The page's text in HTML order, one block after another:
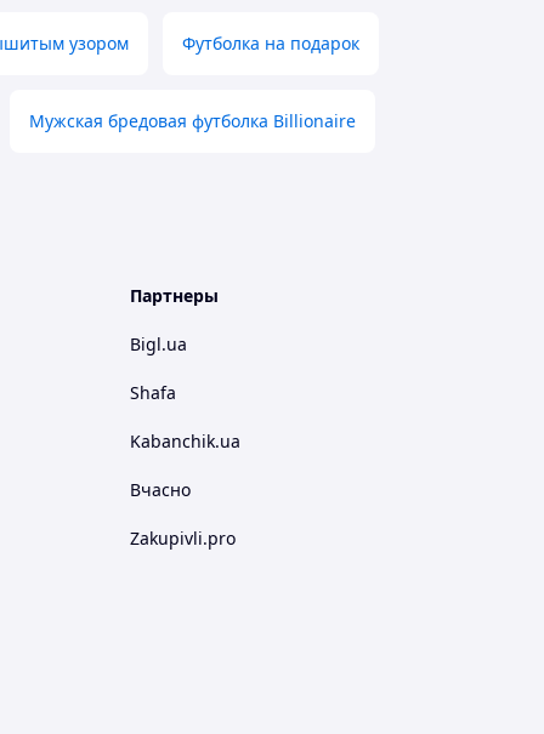
узором Футболка на подарок
Мужская бредовая футболка Billionaire
Партнеры
Bigl.ua
Shafa
Kabanchik.ua
Вчасно
Zakupivli.pro